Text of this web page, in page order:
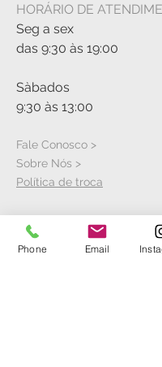
HORÁRIO DE
Seg a sex
das 9:30 às 19:00
Sàbados
9:30 às 13:00
Fale Conosco >
Sobre Nós >
Política de troca
VISITE A LOJA
Phone Email